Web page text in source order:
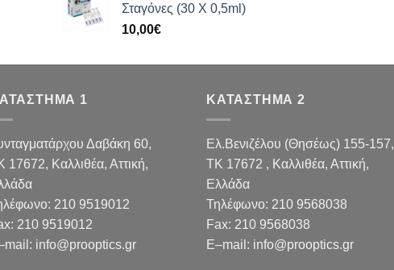
Σταγόνες (30 Χ 0,5ml)
10,00€
1
Δαβάκη 60,
17672, Καλλιθέα, Αττική,
210 9519012
: 210 9519012
mail : info@prooptics.gr
ΚΑΤΑΣΤΗΜΑ 2
Ελ.Βενιζέλου (Θησέως) 155-157,
TK 17672 , Καλλιθέα, Αττική,
Ελλάδα
Τηλέφωνο: 210 9568038
Fax: 210 9568038
E–mail : info@prooptics.gr